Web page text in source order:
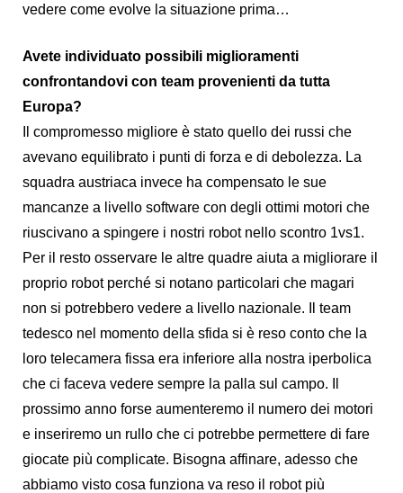
vedere come evolve la situazione prima…
Avete individuato possibili miglioramenti
confrontandovi con team provenienti da tutta
Europa?
Il compromesso migliore è stato quello dei russi che
avevano equilibrato i punti di forza e di debolezza. La
squadra austriaca invece ha compensato le sue
mancanze a livello software con degli ottimi motori che
riuscivano a spingere i nostri robot nello scontro 1vs1.
Per il resto osservare le altre quadre aiuta a migliorare il
proprio robot perché si notano particolari che magari
non si potrebbero vedere a livello nazionale. Il team
tedesco nel momento della sfida si è reso conto che la
loro telecamera fissa era inferiore alla nostra iperbolica
che ci faceva vedere sempre la palla sul campo. Il
prossimo anno forse aumenteremo il numero dei motori
e inseriremo un rullo che ci potrebbe permettere di fare
giocate più complicate. Bisogna affinare, adesso che
abbiamo visto cosa funziona va reso il robot più